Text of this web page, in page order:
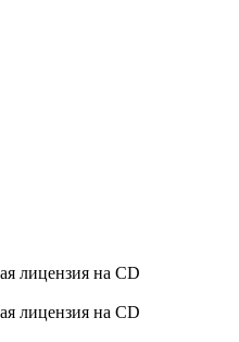
лицензия на CD
лицензия на CD